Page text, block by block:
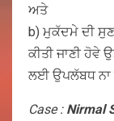
ਅਤੇ
b) ਮੁਕੱਦਮੇ ਦੀ
ਕੀਤੀ ਜਾਣੀ ਹੋਵੇ
ਲਈ ਉਪਲੱਬਧ ਨਾ
Case : Nirmal